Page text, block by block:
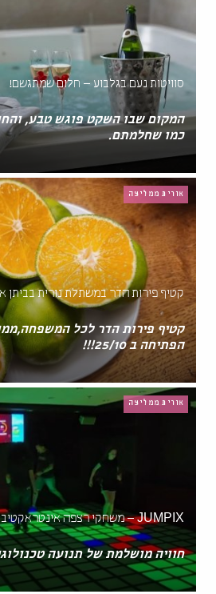
סוויטות נעם בגלבוע – חלום שמתגשם!
המקום שבו השקט פוגש טבע,
כמו שחלמתם.
אורית ממליצה
קטיף פירות הדר במשתלת נורית בביתן
קטיף פירות הדר לכל
הפתיחה ב 25/10!!!
אורית ממליצה
JUMPIX – משחקי רצפה אינטראקטיביים לכל המשפחה!
חוויה מושלמת של תנועה